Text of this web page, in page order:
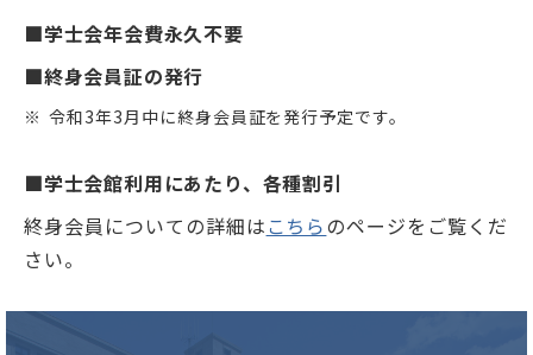
■学士会年会費永久不要
■終身会員証の発行
令和3年3月中に終身会員証を発行予定です。
■学士会館利用にあたり、各種割引
終身会員についての詳細は こちらのページをご覧くだ
さい。